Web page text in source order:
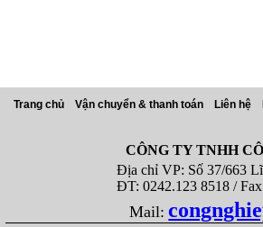
Trang chủ Vận chuyển & thanh toán Liên hệ
CÔNG TY TNHH
Địa chỉ VP: Số 37/663 Lĩnh
ĐT: 0242.123 8518 / Fax: 024.
Mail: